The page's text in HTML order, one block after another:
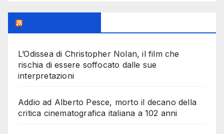
L’Odissea di Christopher Nolan, il film che
rischia di essere soffocato dalle sue
interpretazioni
Addio ad Alberto Pesce, morto il decano della
critica cinematografica italiana a 102 anni